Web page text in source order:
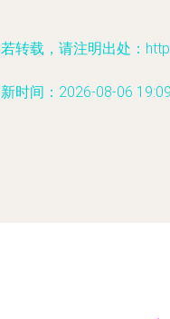
转载，请注明出处：
时间：2026-08-06